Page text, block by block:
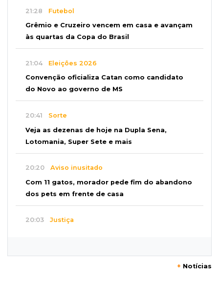
21:28 Futebol
Grêmio e Cruzeiro vencem em casa e avançam
às quartas da Copa do Brasil
21:04 Eleições 2026
Convenção oficializa Catan como candidato
do Novo ao governo de MS
20:41 Sorte
Veja as dezenas de hoje na Dupla Sena,
Lotomania, Super Sete e mais
20:20 Aviso inusitado
Com 11 gatos, morador pede fim do abandono
dos pets em frente de casa
20:03 Justiça
+ Notícias